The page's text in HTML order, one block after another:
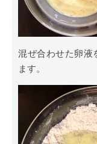
混ぜ合わせた卵液
ます。